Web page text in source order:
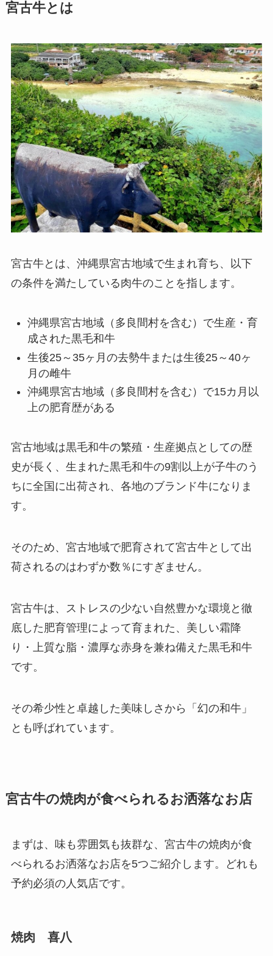
宮古牛とは
宮古牛とは、沖縄県宮古地域で生まれ育ち、以下
の条件を満たしている肉牛のことを指します。
沖縄県宮古地域（多良間村を含む）で生産・育
成された黒毛和牛
生後25～35ヶ月の去勢牛または生後25～40ヶ
月の雌牛
沖縄県宮古地域（多良間村を含む）で15カ月以
上の肥育歴がある
宮古地域は黒毛和牛の繁殖・生産拠点としての歴
史が長く、生まれた黒毛和牛の9割以上が子牛のう
ちに全国に出荷され、各地のブランド牛になりま
す。
そのため、宮古地域で肥育されて宮古牛として出
荷されるのはわずか数％にすぎません。
宮古牛は、ストレスの少ない自然豊かな環境と徹
底した肥育管理によって育まれた、美しい霜降
り・上質な脂・濃厚な赤身を兼ね備えた黒毛和牛
です。
その希少性と卓越した美味しさから「幻の和牛」
とも呼ばれています。
宮古牛の焼肉が食べられるお洒落なお店
まずは、味も雰囲気も抜群な、宮古牛の焼肉が食
べられるお洒落なお店を5つご紹介します。どれも
予約必須の人気店です。
焼肉 喜八